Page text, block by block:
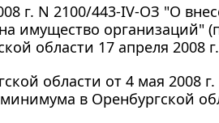
г. N 2100/443-IV-ОЗ "О
имущество организаций"
области 17 апреля 2008
области от 4 мая 2008
в Оренбургской